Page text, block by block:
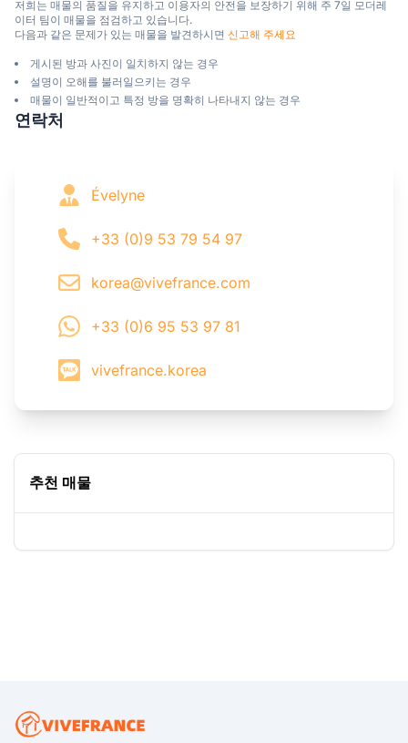
저희는 매물의 품질을 유지하고 이용자의 안전을 보장하기 위해 주 7일 모더레
이터 팀이 매물을 점검하고 있습니다.
다음과 같은 문제가 있는 매물을 발견하시면 신고해 주세요
게시된 방과 사진이 일치하지 않는 경우
설명이 오해를 불러일으키는 경우
매물이 일반적이고 특정 방을 명확히 나타내지 않는 경우
연락처
Évelyne
+33 (0)9 53 79 54 97
korea@vivefrance.com
+33 (0)6 95 53 97 81
vivefrance.korea
추천 매물